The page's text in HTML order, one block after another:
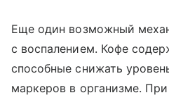
Еще один возможный
с воспалением. Кофе
способные снижать
маркеров в организме.